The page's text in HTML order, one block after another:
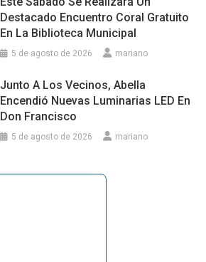
Destacado Encuentro Coral Gratuito
En La Biblioteca Municipal
5 de agosto de 2026 mariano
Junto A Los Vecinos, Abella
Encendió Nuevas Luminarias LED En
Don Francisco
5 de agosto de 2026 mariano